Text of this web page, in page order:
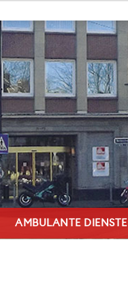
AMBULANTE DIENSTE